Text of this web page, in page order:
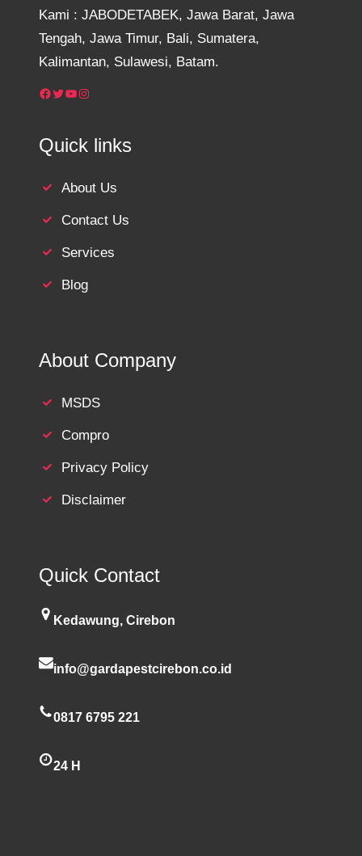
Kami : JABODETABEK, Jawa Barat, Jawa
Tengah, Jawa Timur, Bali, Sumatera,
Kalimantan, Sulawesi, Batam.
Facebook Twitter YouTube Instagram
Quick links
About Us
Contact Us
Services
Blog
About Company
MSDS
Compro
Privacy Policy
Disclaimer
Quick Contact
Kedawung, Cirebon
info@gardapestcirebon.co.id
0817 6795 221
24 H